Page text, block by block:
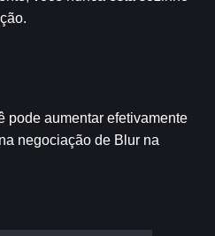
pode aumentar efetivamente
negociação de Blur na